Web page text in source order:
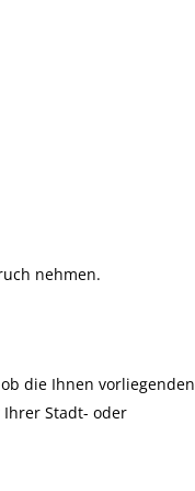
nehmen.
die Ihnen vorliegenden
Ihrer Stadt- oder